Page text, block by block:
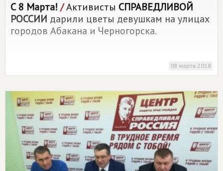
С 8 Марта! /Активисты СПРАВЕДЛИВОЙ
РОССИИ дарили цветы девушкам на улицах
городов Абакана и Черногорска.
08 марта 2018